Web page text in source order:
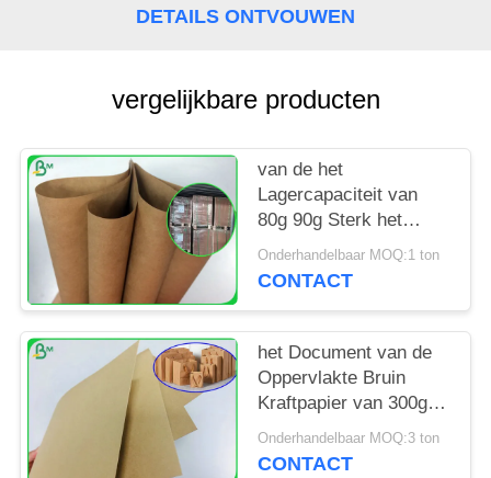
DETAILS ONTVOUWEN
vergelijkbare producten
van de het
Lagercapaciteit van
80g 90g Sterk het
Document van
Kraftpapier Bruin
Onderhandelbaar MOQ:1 ton
CONTACT
het Document van de
Oppervlakte Bruin
Kraftpapier van 300gr
350gr 400gr Vlot
Broodje in Spoelpakket
Onderhandelbaar MOQ:3 ton
CONTACT